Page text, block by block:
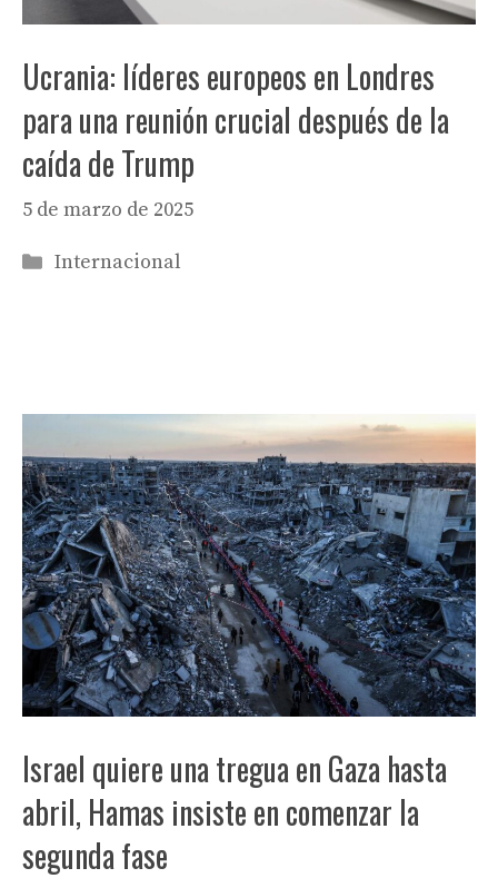
Ucrania: líderes europeos en Londres
para una reunión crucial después de la
caída de Trump
5 de marzo de 2025
Categorías
Internacional
Israel quiere una tregua en Gaza hasta
abril, Hamas insiste en comenzar la
segunda fase